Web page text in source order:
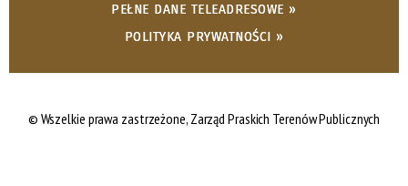
PEŁNE DANE TELEADRESOWE »
POLITYKA PRYWATNOŚCI »
© Wszelkie prawa zastrzeżone, Zarząd Praskich Terenów Publicznych